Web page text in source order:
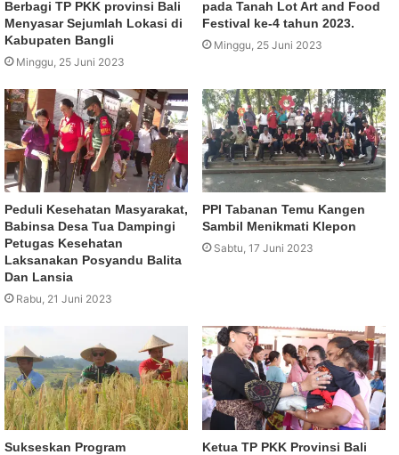
Berbagi TP PKK provinsi Bali
Menyasar Sejumlah Lokasi di
Kabupaten Bangli
Minggu, 25 Juni 2023
pada Tanah Lot Art and Food
Festival ke-4 tahun 2023.
Minggu, 25 Juni 2023
Peduli Kesehatan Masyarakat,
Babinsa Desa Tua Dampingi
Petugas Kesehatan
Laksanakan Posyandu Balita
Dan Lansia
Rabu, 21 Juni 2023
PPI Tabanan Temu Kangen
Sambil Menikmati Klepon
Sabtu, 17 Juni 2023
Sukseskan Program
Ketua TP PKK Provinsi Bali